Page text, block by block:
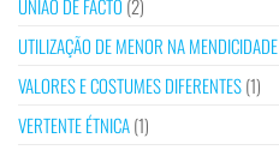
UNIÃO DE FACTO (2)
UTILIZAÇÃO DE MENOR NA MENDICIDADE
VALORES E COSTUMES DIFERENTES(1)
VERTENTE ÉTNICA(1)